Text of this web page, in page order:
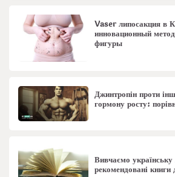
Vaser липосакция в
инновационный
фигуры
Джинтропін проти
гормону росту:
Вивчаємо українську
рекомендовані